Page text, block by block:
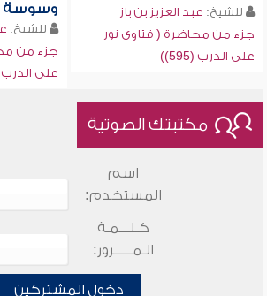
للشيخ: عبد العزيز بن باز
جزء من محاضرة ( فتاوى نور
على الدرب (595))
وسوسة
للشيخ:
جزء من
على الدرب
مكتبتك الصوتية
اسم
المستخدم:
كـلـــمـة
الـمـــــرور:
دخول المشتركين